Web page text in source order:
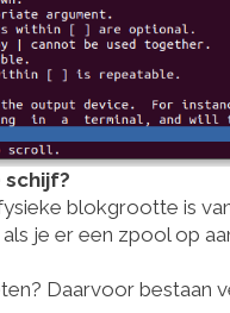
blokgrootte is
je er een zpool op
Daarvoor bestaan